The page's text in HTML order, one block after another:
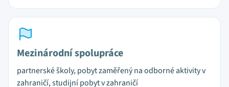
Mezinárodní spolupráce
partnerské školy, pobyt zaměřený na odborné aktivity v
zahraničí, studijní pobyt v zahraničí